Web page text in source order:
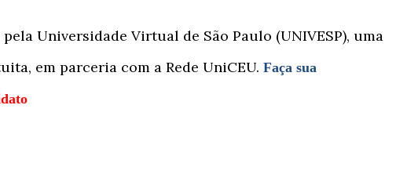
Universidade Virtual de São Paulo (UNIVESP), uma
em parceria com a Rede UniCEU. Faça sua